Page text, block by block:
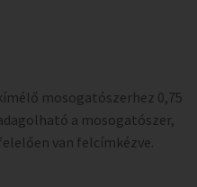
mosogatószerhez 0,75
a mosogatószer,
van felcímkézve.